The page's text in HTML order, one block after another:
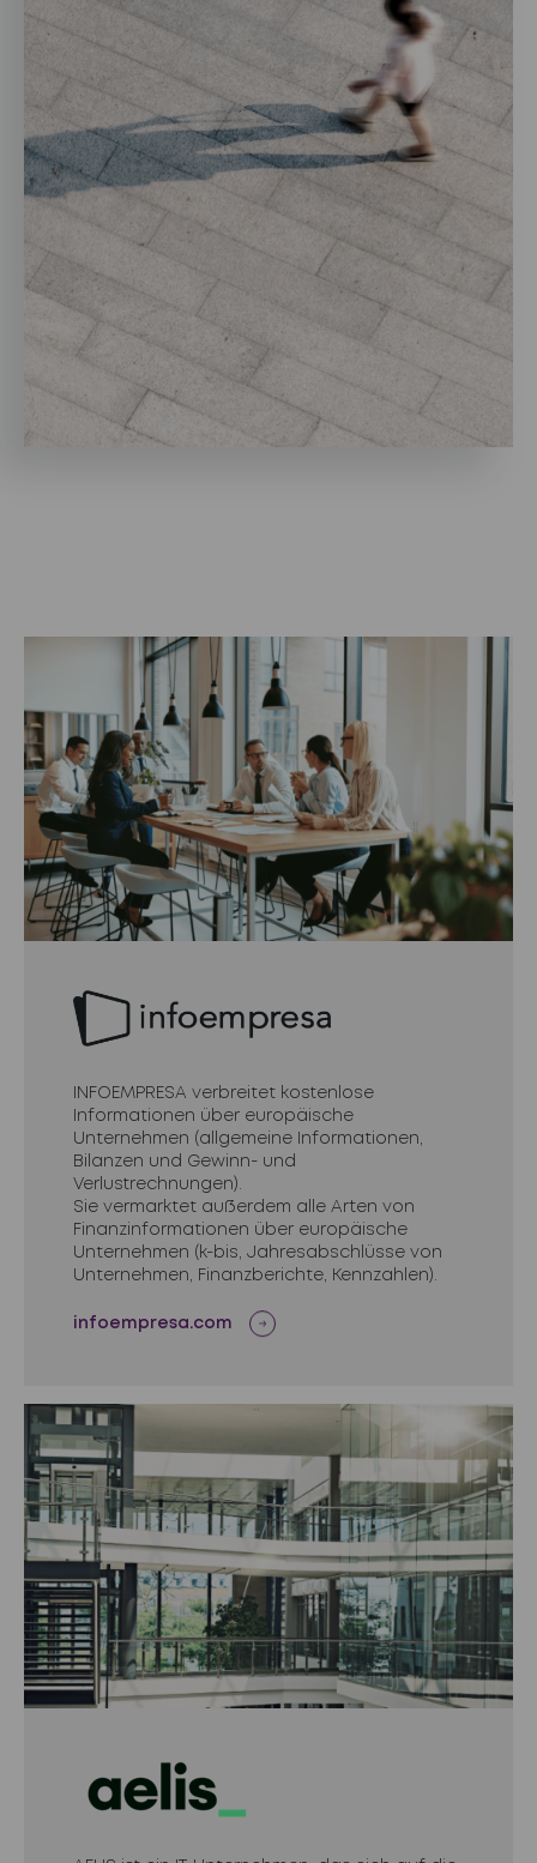
INFOEMPRESA verbreitet kostenlose
Informationen über europäische
Unternehmen (allgemeine Informationen,
Bilanzen und Gewinn- und
Verlustrechnungen).
Sie vermarktet außerdem alle Arten von
Finanzinformationen über europäische
Unternehmen (k-bis, Jahresabschlüsse von
Unternehmen, Finanzberichte, Kennzahlen).
infoempresa.com